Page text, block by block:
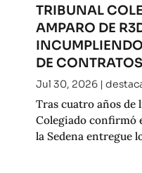
TRIBUNAL
AMPARO DE
DE
Jul 30, 2026|
Tras cuatro años
Colegiado confirmó
la Sedena entregue